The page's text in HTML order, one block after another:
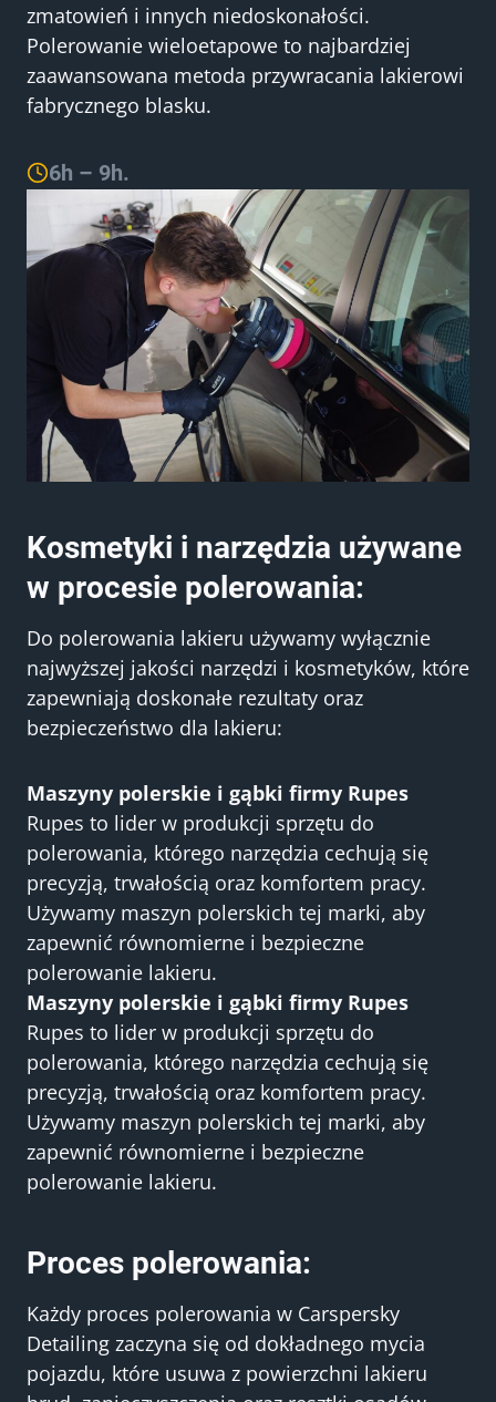
zmatowień i innych niedoskonałości.
Polerowanie wieloetapowe to najbardziej
zaawansowana metoda przywracania lakierowi
fabrycznego blasku.
6h – 9h.
Kosmetyki i narzędzia używane
w procesie polerowania:
Do polerowania lakieru używamy wyłącznie
najwyższej jakości narzędzi i kosmetyków, które
zapewniają doskonałe rezultaty oraz
bezpieczeństwo dla lakieru:
Maszyny polerskie i gąbki firmy Rupes
Rupes to lider w produkcji sprzętu do
polerowania, którego narzędzia cechują się
precyzją, trwałością oraz komfortem pracy.
Używamy maszyn polerskich tej marki, aby
zapewnić równomierne i bezpieczne
polerowanie lakieru.
Maszyny polerskie i gąbki firmy Rupes
Rupes to lider w produkcji sprzętu do
polerowania, którego narzędzia cechują się
precyzją, trwałością oraz komfortem pracy.
Używamy maszyn polerskich tej marki, aby
zapewnić równomierne i bezpieczne
polerowanie lakieru.
Proces polerowania:
Każdy proces polerowania w Carspersky
Detailing zaczyna się od dokładnego mycia
pojazdu, które usuwa z powierzchni lakieru